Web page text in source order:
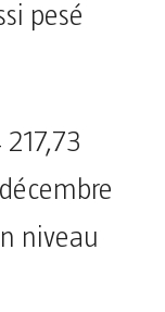
pesé
niveau